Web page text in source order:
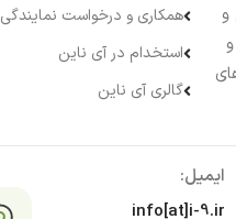
و
همکاری و درخواست نمایندگی
استخدام در آی ناین
گالری آی ناین
ایمیل:
info[at]i-9.ir